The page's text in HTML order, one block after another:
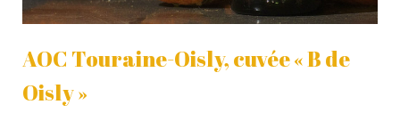
AOC Touraine-Oisly, cuvée « B de
Oisly »